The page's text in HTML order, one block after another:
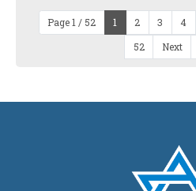
Page 1 / 52 1 2 3 4
52
Next